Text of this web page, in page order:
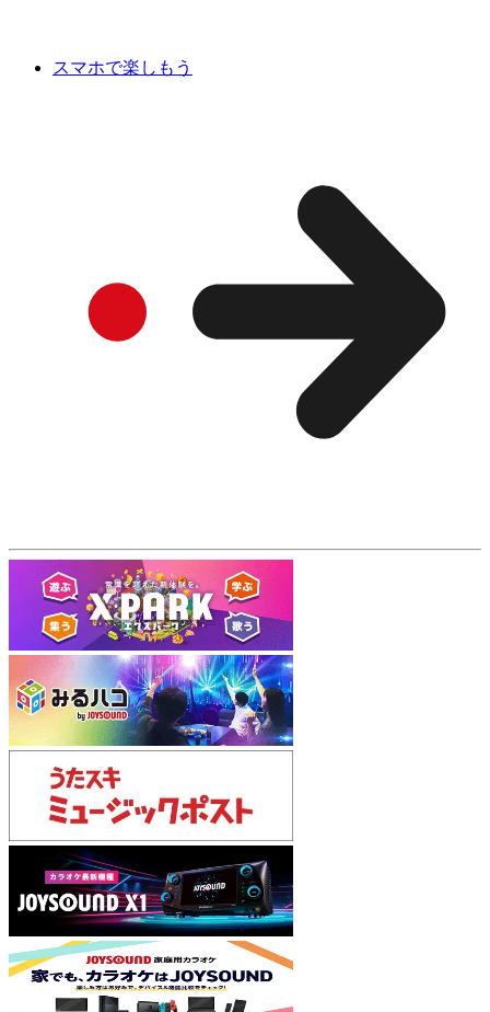
スマホで楽しもう